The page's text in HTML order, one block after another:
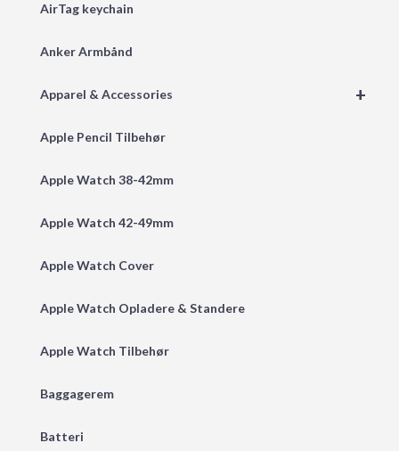
AirTag keychain
Anker Armbånd
+
Apparel & Accessories
Apple Pencil Tilbehør
Apple Watch 38-42mm
Apple Watch 42-49mm
Apple Watch Cover
Apple Watch Opladere & Standere
Apple Watch Tilbehør
Baggagerem
Batteri